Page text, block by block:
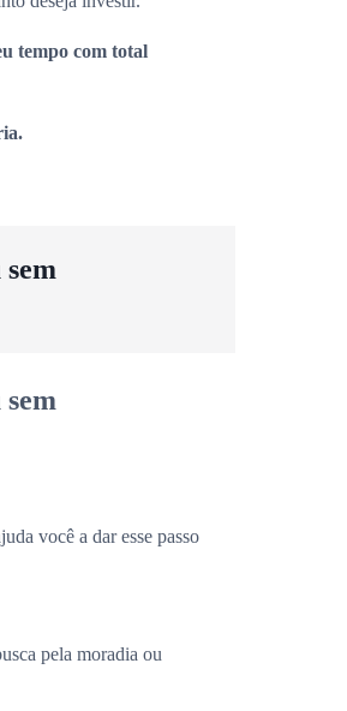
tempo com total
você a dar esse passo
pela moradia ou